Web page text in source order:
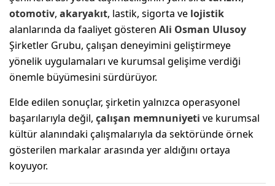
otomotiv, akaryakıt, lastik, sigorta ve lojistik
alanlarında da faaliyet gösteren Ali Osman Ulusoy
Şirketler Grubu, çalışan deneyimini geliştirmeye
yönelik uygulamaları ve kurumsal gelişime verdiği
önemle büyümesini sürdürüyor.
Elde edilen sonuçlar, şirketin yalnızca operasyonel
başarılarıyla değil, çalışan memnuniyeti ve kurumsal
kültür alanındaki çalışmalarıyla da sektöründe örnek
gösterilen markalar arasında yer aldığını ortaya
koyuyor.